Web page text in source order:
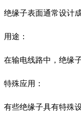
绝缘子表面通常设计
用途：
在输电线路中，绝缘
特殊应用：
有些绝缘子具有特殊